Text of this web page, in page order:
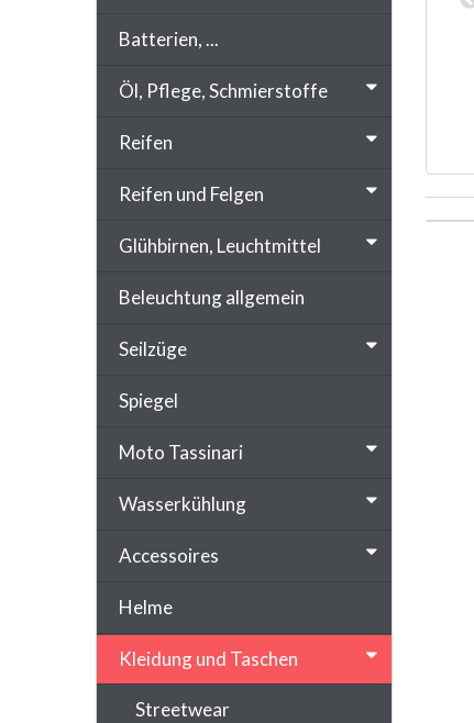
Batterien, ...
Öl, Pflege, Schmierstoffe
Reifen
Reifen und Felgen
Glühbirnen, Leuchtmittel
Beleuchtung allgemein
Seilzüge
Spiegel
Moto Tassinari
Wasserkühlung
Accessoires
Helme
Kleidung und Taschen
Streetwear